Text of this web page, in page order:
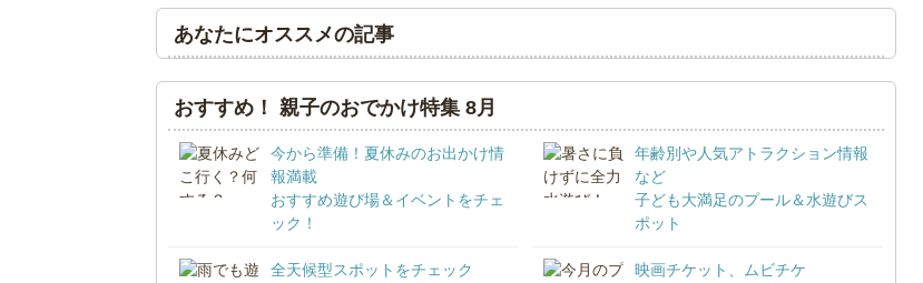
あなたにオススメの記事
おすすめ！ 親子のおでかけ特集 8月
今から準備！夏休みのお出かけ情
報満載
おすすめ遊び場＆イベントをチェ
ック！
年齢別や人気アトラクション情報
など
子ども大満足のプール＆水遊びス
ポット
全天候型スポットをチェック
映画チケット、ムビチケ